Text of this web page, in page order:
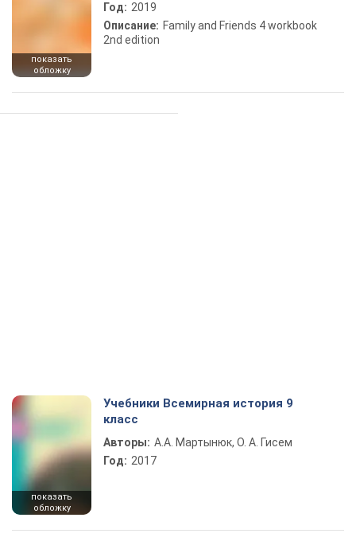
показать
обложку
Год: 2019
Описание: Family and Friends 4 workbook
2nd edition
показать
обложку
Учебники Всемирная история 9
класс
Авторы: А.А. Мартынюк, О. А. Гисем
Год: 2017